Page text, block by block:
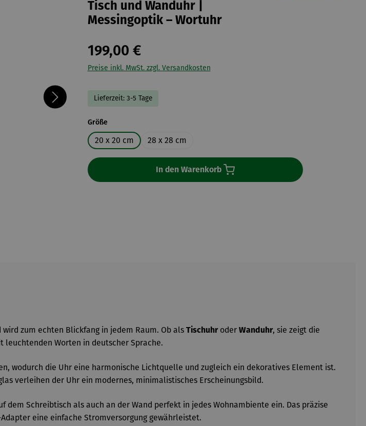
Tisch und Wanduhr |
Messingoptik – Wortuhr
199,00 €
Preise inkl. MwSt. zzgl. Versandkosten
Lieferzeit: 3-5 Tage
Größeauswählen
20 x 20 cm 28 x 28 cm
In den Warenkorb
zum echten Blickfang in jedem Raum. Ob als Tischuhr oder Wanduhr, sie zeigt die
leuchtenden Worten in deutscher Sprache.
wodurch die Uhr eine harmonische Lichtquelle und zugleich ein dekoratives Element ist.
verleihen der Uhr ein modernes, minimalistisches Erscheinungsbild.
dem Schreibtisch als auch an der Wand perfekt in jedes Wohnambiente ein. Das präzise
eine einfache Stromversorgung gewährleistet.